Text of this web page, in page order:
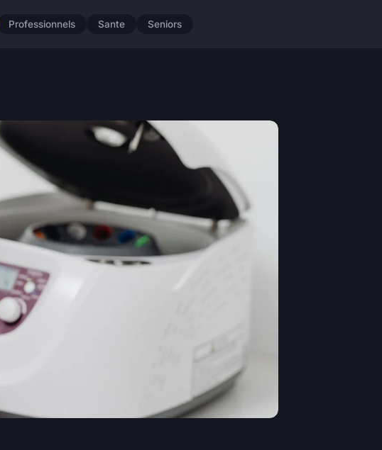
Professionnels Sante Seniors